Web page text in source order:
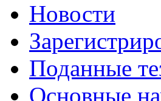
Новости
Поданные
Основные